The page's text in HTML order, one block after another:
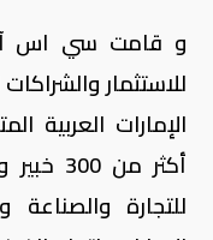
و قامت سي اس آر
للاستثمار
الإمارات العربية
أكثر
للتجارة